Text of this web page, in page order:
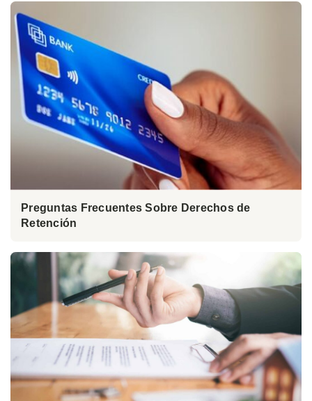
Preguntas Frecuentes Sobre Derechos de
Retención